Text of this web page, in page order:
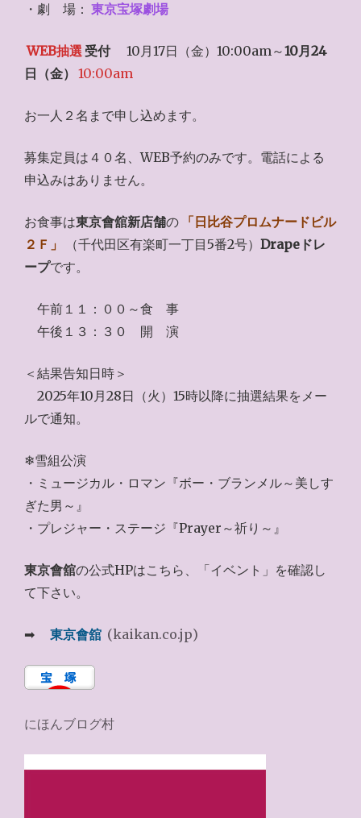
・劇 場： 東京宝塚劇場
WEB抽選 受付10月17日（金）10:00am～10月24
日（金）
10:00am
お一人２名まで申し込めます。
募集定員は４０名、WEB予約のみです。電話による
申込みはありません。
お食事は東京會舘新店舗の 「日比谷プロムナードビル
２Ｆ」
（千代田区有楽町一丁目5番2号）Drapeドレ
ープです。
午前１１：００～食 事
午後１３：３０ 開 演
＜結果告知日時＞
2025年10月28日（火）15時以降に抽選結果をメー
ルで通知。
❄雪組公演
・ミュージカル・ロマン『ボー・ブランメル～美しす
ぎた男～』
・プレジャー・ステージ『Prayer～祈り～』
東京會舘の公式HPはこちら、「イベント」を確認し
て下さい。
➡ 東京會舘 (kaikan.co.jp)
にほんブログ村